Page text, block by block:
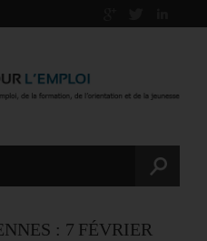
: 7 FÉVRIER